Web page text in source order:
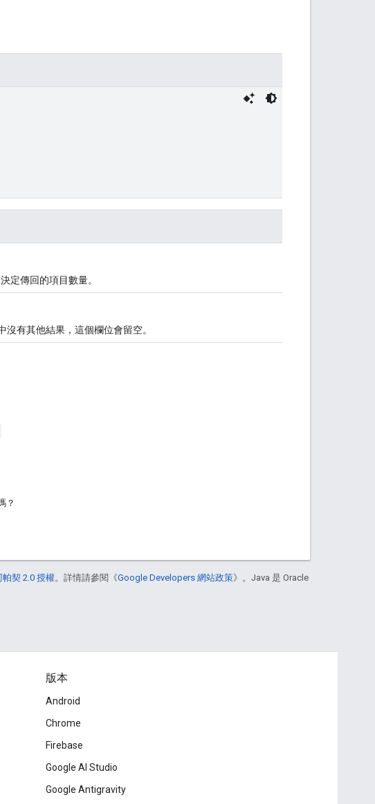
定傳回的項目數量。
有其他結果，這個欄位會留空。
？
帕契 2.0 授權。詳情請參閱《Google Developers 網站政策》。Java 是 Oracle
版本
Android
Chrome
Firebase
Google AI Studio
Google Antigravity